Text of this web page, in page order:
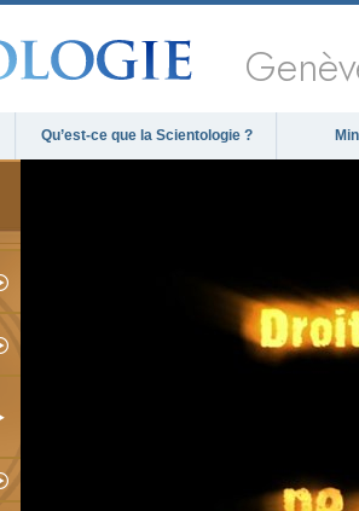
Qu’est-ce que la Scientologie ?